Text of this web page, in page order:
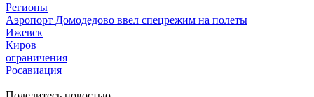
Регионы
Аэропорт Домодедово ввел спецрежим на полеты
Ижевск
Киров
ограничения
Росавиация